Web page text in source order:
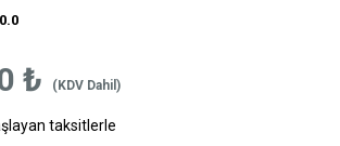
0.0
₺ (KDV Dahil)
taksitlerle